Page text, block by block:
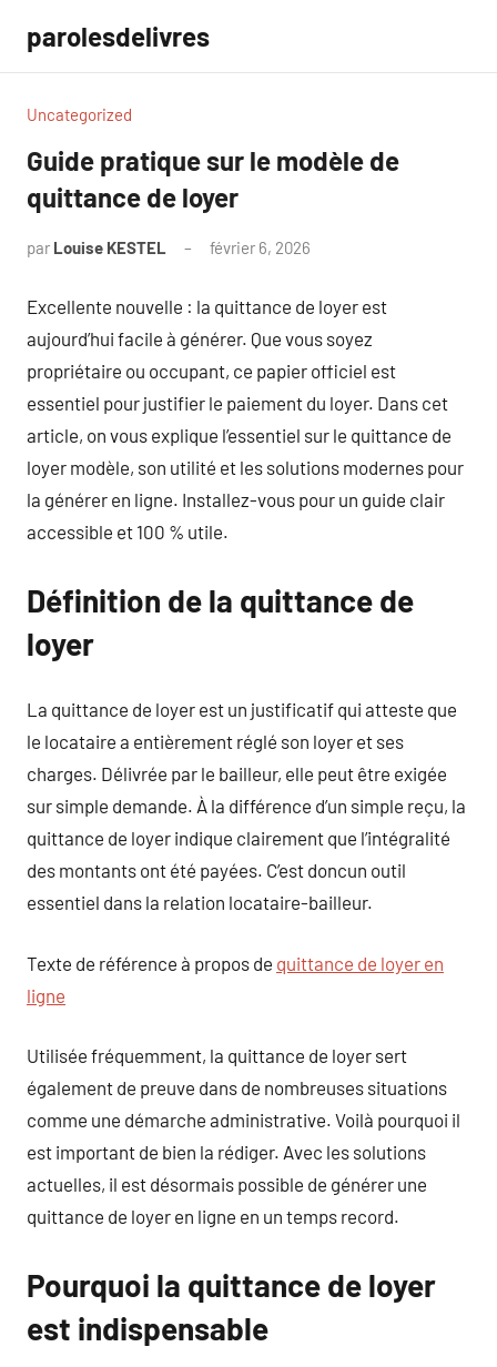
contenu
parolesdelivres
Uncategorized
Guide pratique sur le modèle de
quittance de loyer
par Louise KESTEL février 6, 2026
Excellente nouvelle : la quittance de loyer est
aujourd’hui facile à générer. Que vous soyez
propriétaire ou occupant, ce papier officiel est
essentiel pour justifier le paiement du loyer. Dans cet
article, on vous explique l’essentiel sur le quittance de
loyer modèle, son utilité et les solutions modernes pour
la générer en ligne. Installez-vous pour un guide clair
accessible et 100 % utile.
Définition de la quittance de
loyer
La quittance de loyer est un justificatif qui atteste que
le locataire a entièrement réglé son loyer et ses
charges. Délivrée par le bailleur, elle peut être exigée
sur simple demande. À la différence d’un simple reçu, la
quittance de loyer indique clairement que l’intégralité
des montants ont été payées. C’est doncun outil
essentiel dans la relation locataire-bailleur.
Texte de référence à propos de quittance de loyer en
ligne
Utilisée fréquemment, la quittance de loyer sert
également de preuve dans de nombreuses situations
comme une démarche administrative. Voilà pourquoi il
est important de bien la rédiger. Avec les solutions
actuelles, il est désormais possible de générer une
quittance de loyer en ligne en un temps record.
Pourquoi la quittance de loyer
est indispensable